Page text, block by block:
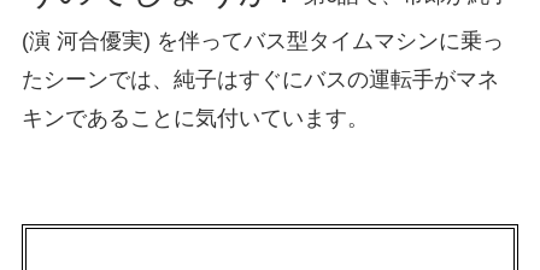
(演 河合優実) を伴ってバス型タイムマシンに乗っ
たシーンでは、純子はすぐにバスの運転手がマネ
キンであることに気付いています。